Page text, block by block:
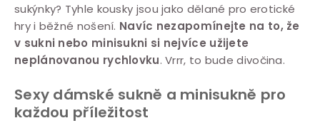
sukýnky? Tyhle kousky jsou jako dělané pro erotické
hry i běžné nošení. Navíc nezapomínejte na to, že
v sukni nebo minisukni si nejvíce užijete
neplánovanou rychlovku. Vrrr, to bude divočina.
Sexy dámské sukně a minisukně pro
každou příležitost